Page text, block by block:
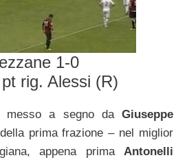
1-0
rig. Alessi (R)
messo a segno da Giuseppe
prima frazione – nel miglior
appena prima Antonelli